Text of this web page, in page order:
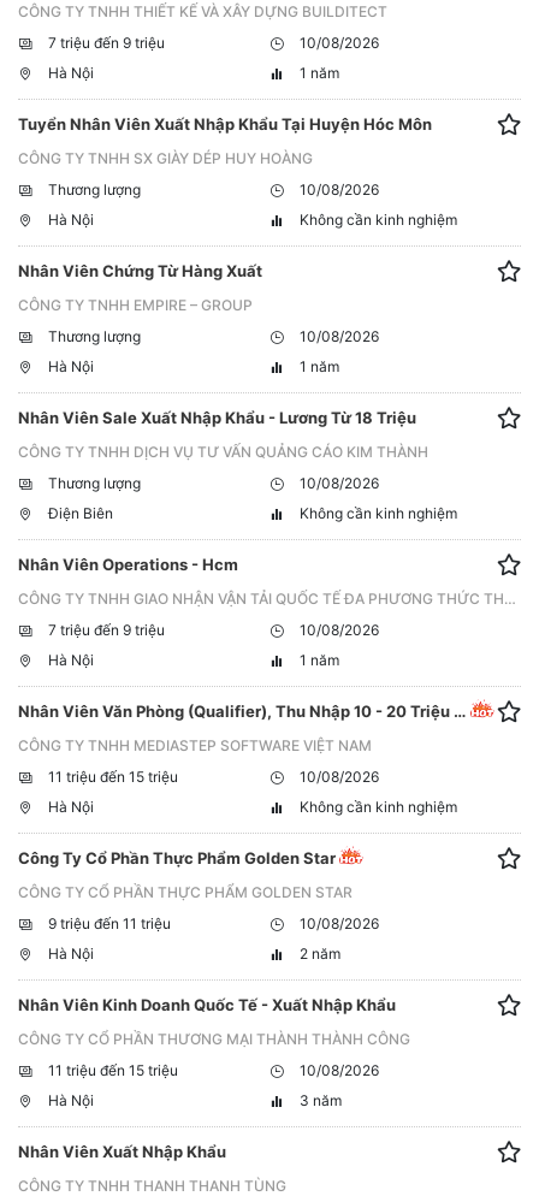
CÔNG TY TNHH THIẾT KẾ VÀ XÂY DỰNG BUILDITECT
7 triệu đến 9 triệu
10/08/2026
Hà Nội
1 năm
Tuyển Nhân Viên Xuất Nhập Khẩu Tại Huyện Hóc Môn
CÔNG TY TNHH SX GIÀY DÉP HUY HOÀNG
Thương lượng
10/08/2026
Hà Nội
Không cần kinh nghiệm
Nhân Viên Chứng Từ Hàng Xuất
CÔNG TY TNHH EMPIRE – GROUP
Thương lượng
10/08/2026
Hà Nội
1 năm
Nhân Viên Sale Xuất Nhập Khẩu - Lương Từ 18 Triệu
CÔNG TY TNHH DỊCH VỤ TƯ VẤN QUẢNG CÁO KIM THÀNH
Thương lượng
10/08/2026
Điện Biên
Không cần kinh nghiệm
Nhân Viên Operations - Hcm
CÔNG TY TNHH GIAO NHẬN VẬN TẢI QUỐC TẾ ĐA PHƯƠNG THỨC THÔNG MINH
7 triệu đến 9 triệu
10/08/2026
Hà Nội
1 năm
Nhân Viên Văn Phòng (Qualifier), Thu Nhập 10 - 20 Triệu / Tháng
CÔNG TY TNHH MEDIASTEP SOFTWARE VIỆT NAM
11 triệu đến 15 triệu
10/08/2026
Hà Nội
Không cần kinh nghiệm
Công Ty Cổ Phần Thực Phẩm Golden Star
CÔNG TY CỔ PHẦN THỰC PHẨM GOLDEN STAR
9 triệu đến 11 triệu
10/08/2026
Hà Nội
2 năm
Nhân Viên Kinh Doanh Quốc Tế - Xuất Nhập Khẩu
CÔNG TY CỔ PHẦN THƯƠNG MẠI THÀNH THÀNH CÔNG
11 triệu đến 15 triệu
10/08/2026
Hà Nội
3 năm
Nhân Viên Xuất Nhập Khẩu
CÔNG TY TNHH THANH THANH TÙNG